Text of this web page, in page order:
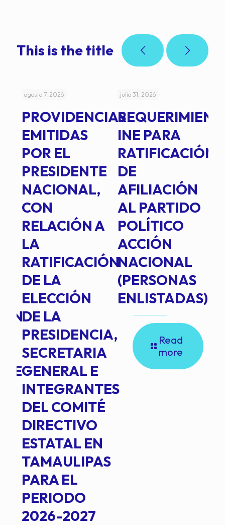
This is the title
agosto 7, 2026
PROVIDENCIAS
EMITIDAS
POR EL
PRESIDENTE
NACIONAL,
CON
RELACIÓN A
LA
RATIFICACIÓN
DE LA
ELECCIÓN
DE LA
PRESIDENCIA,
SECRETARIA
GENERAL E
INTEGRANTES
DEL COMITÉ
DIRECTIVO
ESTATAL EN
TAMAULIPAS
PARA EL
PERIODO
2026-2027
julio 31, 2026
INE PARA
RATIFICACIÓN
DE
AFILIACIÓN
AL PARTIDO
POLÍTICO
ACCIÓN
NACIONAL
(PERSONAS
ENLISTADAS)
Read
more